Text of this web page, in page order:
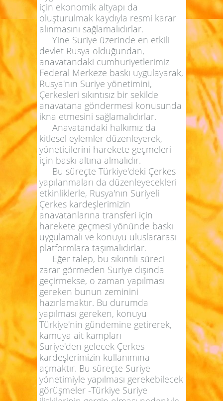
için ekonomik altyapı da
oluşturulmak kaydıyla resmi karar
alınmasını sağlamalıdırlar.
Yine Suriye üzerinde en etkili
devlet Rusya olduğundan,
anavatandaki cumhuriyetlerimiz
Federal Merkeze baskı uygulayarak,
Rusya'nın Suriye yönetimini,
Çerkesleri sıkıntısız bir sekilde
anavatana göndermesi konusunda
ikna etmesini sağlamalıdırlar.
Anavatandaki halkımız da
kitlesel eylemler düzenleyerek,
yöneticilerini harekete geçmeleri
için baskı altına almalıdır.
Bu süreçte Türkiye'deki Çerkes
yapılanmaları da düzenleyecekleri
etkinliklerle, Rusya'nın Suriyeli
Çerkes kardeşlerimizin
anavatanlarına transferi için
harekete geçmesi yönünde baskı
uygulamalı ve konuyu uluslararası
platformlara taşımalıdırlar.
Eğer talep, bu sıkıntılı süreci
zarar görmeden Suriye dışında
geçirmekse, o zaman yapılması
gereken bunun zeminini
hazırlamaktır. Bu durumda
yapılması gereken, konuyu
Türkiye'nin gündemine getirerek,
kamuya ait kampları
Suriye'den gelecek Çerkes
kardeşlerimizin kullanımına
açmaktır. Bu süreçte Suriye
yönetimiyle yapılması gerekebilecek
görüşmeler -Türkiye Suriye